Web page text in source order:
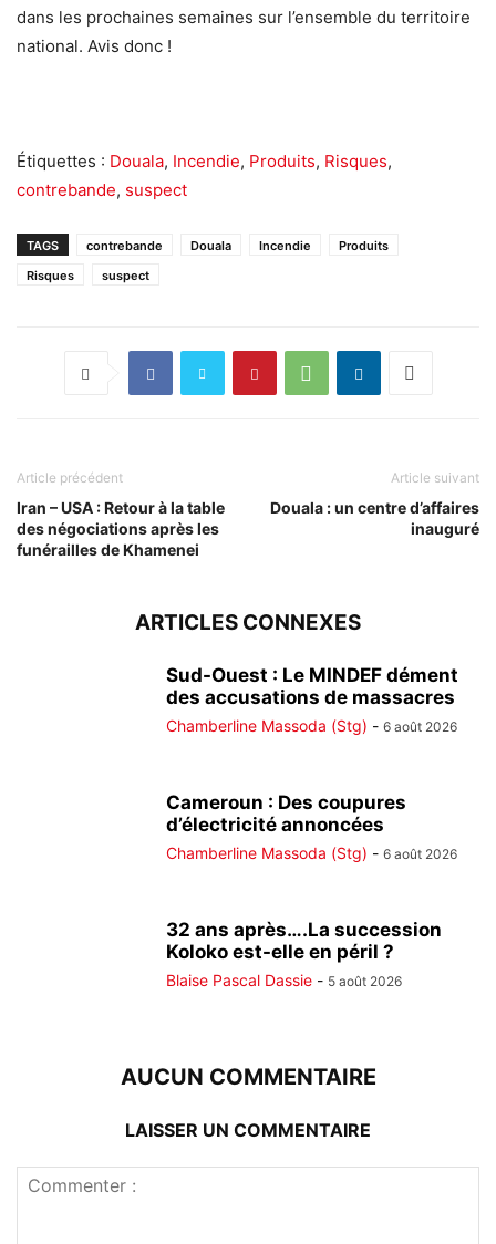
dans les prochaines semaines sur l’ensemble du territoire
national. Avis donc !
Étiquettes : Douala, Incendie, Produits, Risques,
contrebande, suspect
TAGS contrebande Douala Incendie
Produits
Risques
suspect
Article précédent
Iran – USA : Retour à la table
des négociations après les
funérailles de Khamenei
Article suivant
Douala : un centre d’affaires
inauguré
ARTICLES CONNEXES
Sud-Ouest : Le MINDEF dément
des accusations de massacres
Chamberline Massoda (Stg) - 6 août 2026
Cameroun : Des coupures
d’électricité annoncées
Chamberline Massoda (Stg) - 6 août 2026
32 ans après….La succession
Koloko est-elle en péril ?
Blaise Pascal Dassie - 5 août 2026
AUCUN COMMENTAIRE
LAISSER UN COMMENTAIRE